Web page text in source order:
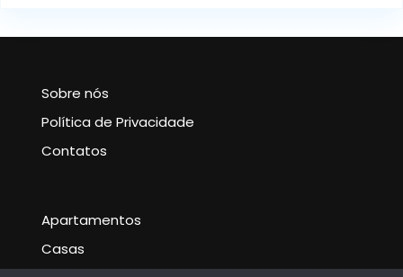
Sobre nós
Política de Privacidade
Contatos
Apartamentos
Casas